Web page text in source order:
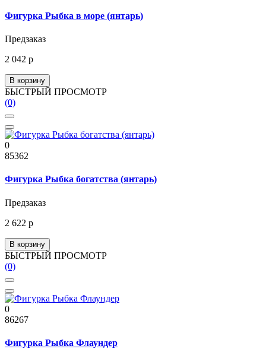
Фигурка Рыбка в море (янтарь)
Предзаказ
2 042 р
В корзину
БЫСТРЫЙ ПРОСМОТР
(0)
0
85362
Фигурка Рыбка богатства (янтарь)
Предзаказ
2 622 р
В корзину
БЫСТРЫЙ ПРОСМОТР
(0)
0
86267
Фигурка Рыбка Флаундер